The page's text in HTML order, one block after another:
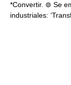
*Convertir. ⊚ Se
industriales: